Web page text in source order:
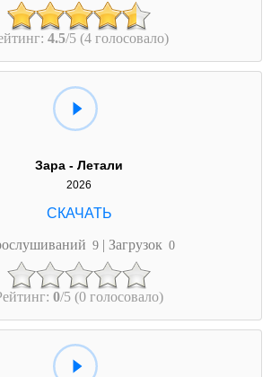
4.5/5 (4 голосовало)
Зара - Летали
2026
9 | Загрузок 0
0/5 (0 голосовало)